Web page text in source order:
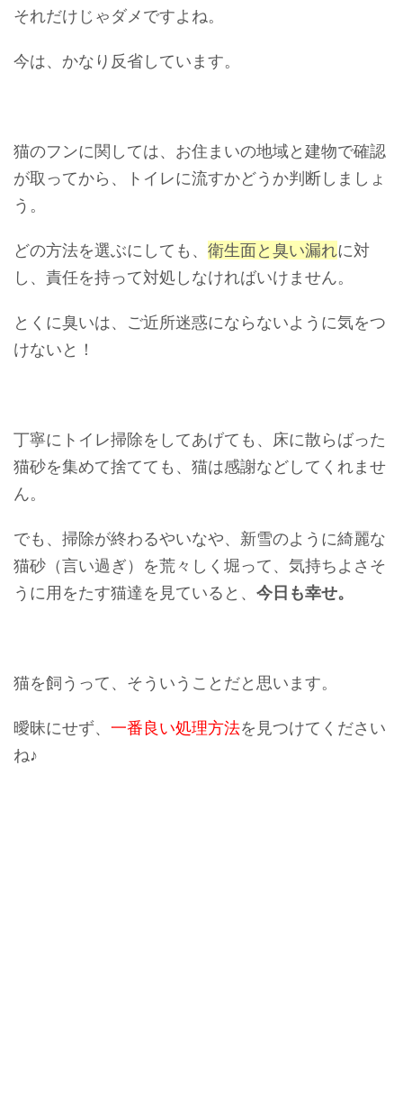
それだけじゃダメですよね。
今は、かなり反省しています。
猫のフンに関しては、お住まいの地域と建物で確認
が取ってから、トイレに流すかどうか判断しましょ
う。
どの方法を選ぶにしても、 衛生面と臭い漏れに対
し、責任を持って対処しなければいけません。
とくに臭いは、ご近所迷惑にならないように気をつ
けないと！
丁寧にトイレ掃除をしてあげても、床に散らばった
猫砂を集めて捨てても、猫は感謝などしてくれませ
ん。
でも、掃除が終わるやいなや、新雪のように綺麗な
猫砂（言い過ぎ）を荒々しく堀って、気持ちよさそ
うに用をたす猫達を見ていると、 今日も幸せ。
猫を飼うって、そういうことだと思います。
曖昧にせず、 一番良い処理方法を見つけてください
ね♪